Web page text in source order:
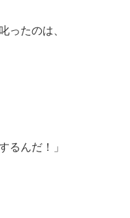
ったのは、
るんだ！」